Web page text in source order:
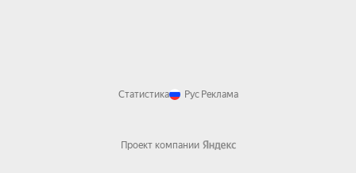
Статистика Рус Реклама
Проект компании